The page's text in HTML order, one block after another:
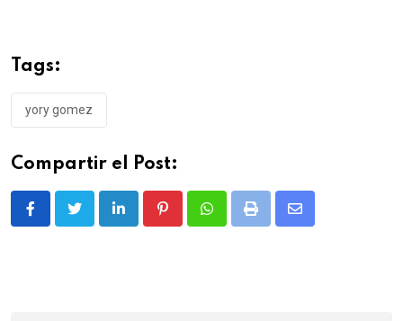
Tags:
yory gomez
Compartir el Post:
LinkedIn PinterestWhatsappPrint
Share